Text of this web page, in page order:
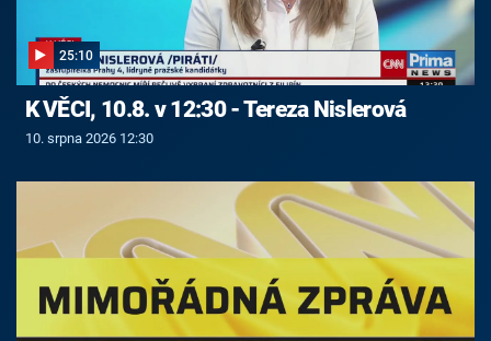
25:10
K VĚCI, 10.8. v 12:30 - Tereza Nislerová
10. srpna 2026 12:30